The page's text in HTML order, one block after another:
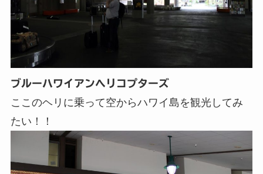
ブルーハワイアンヘリコプターズ
ここのヘリに乗って空からハワイ島を観光してみ
たい！！